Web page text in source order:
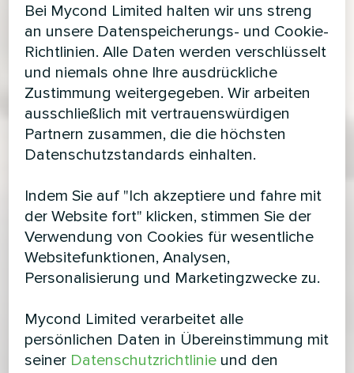
Bei Mycond Limited halten wir uns streng
an unsere Datenspeicherungs- und Cookie-
Richtlinien. Alle Daten werden verschlüsselt
und niemals ohne Ihre ausdrückliche
Zustimmung weitergegeben. Wir arbeiten
ausschließlich mit vertrauenswürdigen
Partnern zusammen, die die höchsten
Datenschutzstandards einhalten.
Indem Sie auf "Ich akzeptiere und fahre mit
der Website fort" klicken, stimmen Sie der
Verwendung von Cookies für wesentliche
Websitefunktionen, Analysen,
Personalisierung und Marketingzwecke zu.
Mycond Limited verarbeitet alle
persönlichen Daten in Übereinstimmung mit
seiner Datenschutzrichtlinie und den